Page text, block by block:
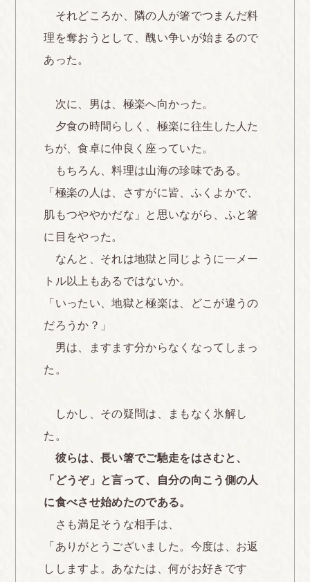
それどころか、隣の人が箸でつまんだ料
理を奪おうとして、醜い争いが始まるので
あった。
次に、男は、極楽へ向かった。
夕食の時間らしく、極楽に往生した人た
ちが、食卓に仲良く座っていた。
もちろん、料理は山海の珍味である。
「極楽の人は、さすがに皆、ふくよかで、
肌もつややかだな」と思いながら、ふと箸
に目をやった。
なんと、それは地獄と同じように一メー
トル以上もあるではないか。
「いったい、地獄と極楽は、どこが違うの
だろうか？」
男は、ますます分からなくなってしまっ
た。
しかし、その疑問は、まもなく氷解し
た。
彼らは、長い箸でご馳走をはさむと、
「どうぞ」と言って、自分の向こう側の人
に食べさせ始めたのである。
さも満足そうな相手は、
「ありがとうございました。今度は、お返
ししますよ。あなたは、何がお好きです